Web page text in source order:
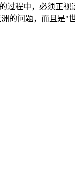
过程中，必须正
的问题，而且是